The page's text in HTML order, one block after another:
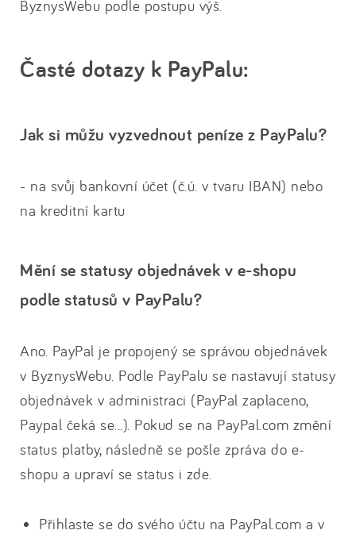
ByznysWebu podle postupu výš.
Časté dotazy k PayPalu:
Jak si můžu vyzvednout peníze z PayPalu?
- na svůj bankovní účet (č.ú. v tvaru IBAN) nebo
na kreditní kartu
Mění se statusy objednávek v e-shopu
podle statusů v PayPalu?
Ano. PayPal je propojený se správou objednávek
v ByznysWebu. Podle PayPalu se nastavují statusy
objednávek v administraci (PayPal zaplaceno,
Paypal čeká se...). Pokud se na PayPal.com změní
status platby, následně se pošle zpráva do e-
shopu a upraví se status i zde.
Přihlaste se do svého účtu na PayPal.com a v